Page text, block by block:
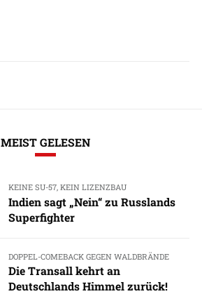
MEIST GELESEN
KEINE SU-57, KEIN LIZENZBAU
Indien sagt „Nein“ zu Russlands
Superfighter
DOPPEL-COMEBACK GEGEN WALDBRÄNDE
Die Transall kehrt an
Deutschlands Himmel zurück!